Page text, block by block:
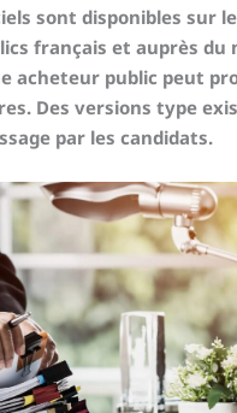
sont disponibles sur
français et auprès du
acheteur public peut
Des versions type
par les candidats.